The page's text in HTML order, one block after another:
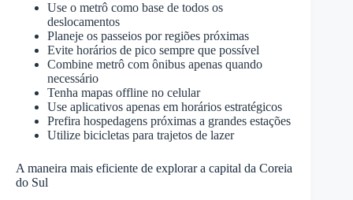
Use o metrô como base de todos os
deslocamentos
Planeje os passeios por regiões próximas
Evite horários de pico sempre que possível
Combine metrô com ônibus apenas quando
necessário
Tenha mapas offline no celular
Use aplicativos apenas em horários estratégicos
Prefira hospedagens próximas a grandes estações
Utilize bicicletas para trajetos de lazer
A maneira mais eficiente de explorar a capital da Coreia
do Sul